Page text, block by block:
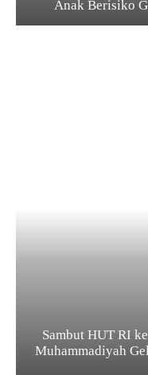
Anak Berisiko
Sambut HUT RI
Muhammadiyah